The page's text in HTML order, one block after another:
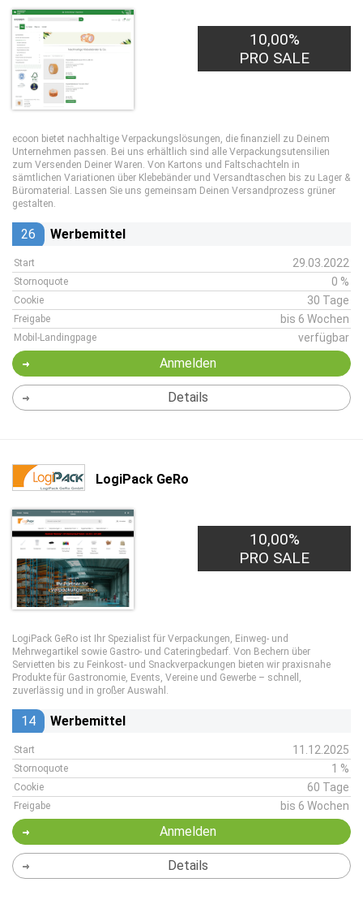
10,00%
PRO SALE
ecoon bietet nachhaltige Verpackungslösungen, die finanziell zu Deinem
Unternehmen passen. Bei uns erhältlich sind alle Verpackungsutensilien
zum Versenden Deiner Waren. Von Kartons und Faltschachteln in
sämtlichen Variationen über Klebebänder und Versandtaschen bis zu Lager &
Büromaterial. Lassen Sie uns gemeinsam Deinen Versandprozess grüner
gestalten.
26 Werbemittel
Start 29.03.2022
Stornoquote 0 %
Cookie 30 Tage
Freigabe bis 6 Wochen
Mobil-Landingpage verfügbar
Anmelden
Details
LogiPack GeRo
10,00%
PRO SALE
LogiPack GeRo ist Ihr Spezialist für Verpackungen, Einweg- und
Mehrwegartikel sowie Gastro- und Cateringbedarf. Von Bechern über
Servietten bis zu Feinkost- und Snackverpackungen bieten wir praxisnahe
Produkte für Gastronomie, Events, Vereine und Gewerbe – schnell,
zuverlässig und in großer Auswahl.
14 Werbemittel
Start 11.12.2025
Stornoquote 1 %
Cookie 60 Tage
Freigabe bis 6 Wochen
Anmelden
Details